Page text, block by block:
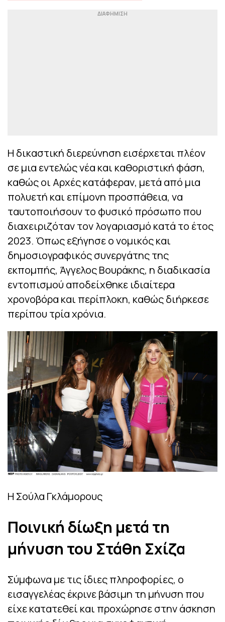
Η δικαστική διερεύνηση εισέρχεται πλέον
σε μια εντελώς νέα και καθοριστική φάση,
καθώς οι Αρχές κατάφεραν, μετά από μια
πολυετή και επίμονη προσπάθεια, να
ταυτοποιήσουν το φυσικό πρόσωπο που
διαχειριζόταν τον λογαριασμό κατά το έτος
2023. Όπως εξήγησε ο νομικός και
δημοσιογραφικός συνεργάτης της
εκπομπής, Άγγελος Βουράκης, η διαδικασία
εντοπισμού αποδείχθηκε ιδιαίτερα
χρονοβόρα και περίπλοκη, καθώς διήρκεσε
περίπου τρία χρόνια.
Η Σούλα Γκλάμορους
Ποινική δίωξη μετά τη
μήνυση του Στάθη Σχίζα
Σύμφωνα με τις ίδιες πληροφορίες, ο
εισαγγελέας έκρινε βάσιμη τη μήνυση που
είχε κατατεθεί και προχώρησε στην άσκηση